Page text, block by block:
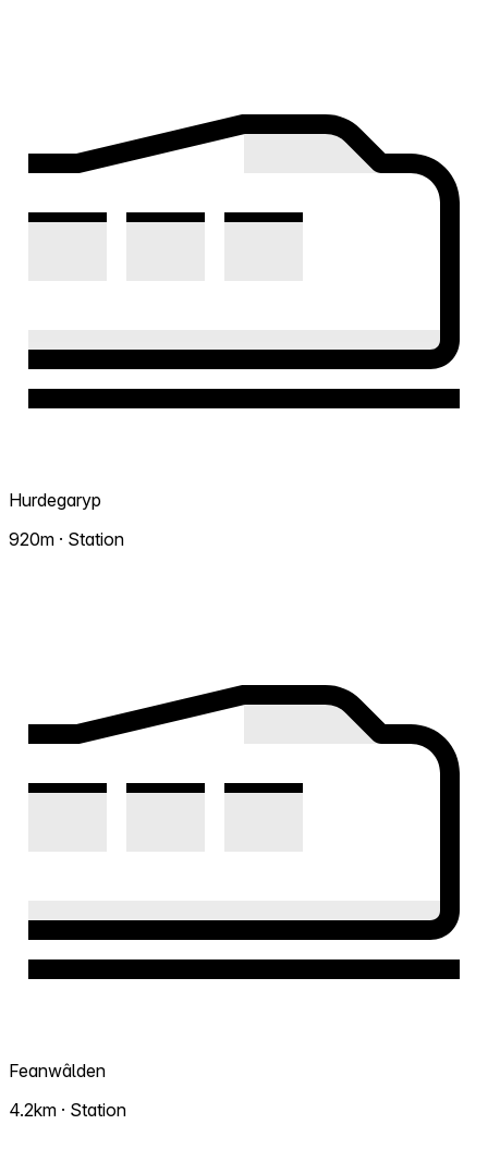
Hurdegaryp
920m · Station
Feanwâlden
4.2km · Station